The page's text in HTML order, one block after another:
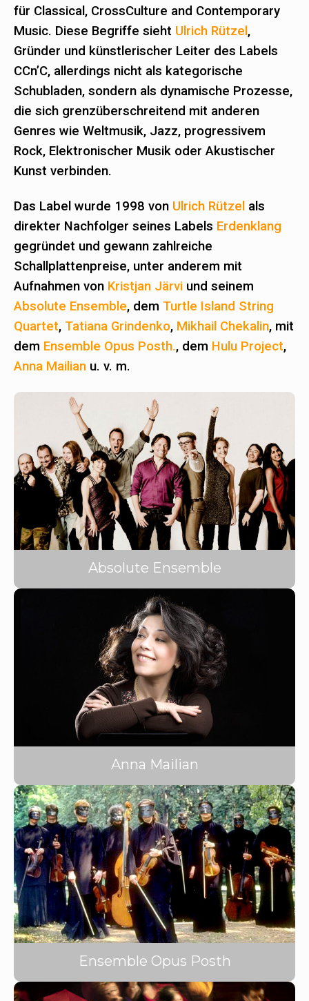
für Classical, CrossCulture and Contemporary
Music. Diese Begriffe sieht Ulrich Rützel ,
Gründer und künstlerischer Leiter des Labels
CCn’C, allerdings nicht als kategorische
Schubladen, sondern als dynamische Prozesse,
die sich grenzüberschreitend mit anderen
Genres wie Weltmusik, Jazz, progressivem
Rock, Elektronischer Musik oder Akustischer
Kunst verbinden.
Das Label wurde 1998 von Ulrich Rützel als
direkter Nachfolger seines Labels Erdenklang
gegründet und gewann zahlreiche
Schallplattenpreise, unter anderem mit
Aufnahmen von Kristjan Järvi und seinem
Absolute Ensemble, dem Turtle Island String
Quartet, Tatiana Grindenko, Mikhail Chekalin, mit
dem Ensemble Opus Posth., dem Hulu Project,
Anna Mailian u. v. m.
Absolute Ensemble
Anna Mailian
Ensemble Opus Posth